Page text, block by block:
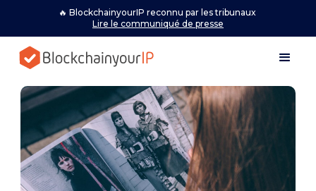
🔥 BlockchainyourIP reconnu par les tribunaux
Lire le communiqué de presse